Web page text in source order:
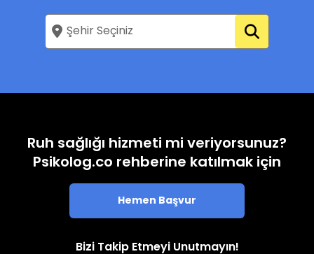
Ruh sağlığı hizmeti mi veriyorsunuz?
Psikolog.co rehberine katılmak için
Hemen Başvur
Bizi Takip Etmeyi Unutmayın!